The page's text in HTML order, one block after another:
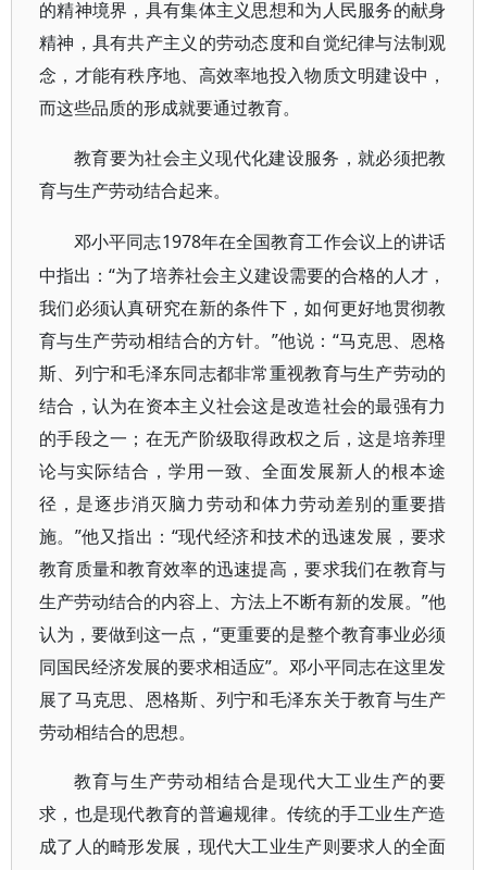
的精神境界，具有集体主义思想和为人民服务的献身
精神，具有共产主义的劳动态度和自觉纪律与法制观
念，才能有秩序地、高效率地投入物质文明建设中，
而这些品质的形成就要通过教育。
教育要为社会主义现代化建设服务，就必须把教
育与生产劳动结合起来。
邓小平同志1978年在全国教育工作会议上的讲话
中指出：“为了培养社会主义建设需要的合格的人才，
我们必须认真研究在新的条件下，如何更好地贯彻教
育与生产劳动相结合的方针。”他说：“马克思、恩格
斯、列宁和毛泽东同志都非常重视教育与生产劳动的
结合，认为在资本主义社会这是改造社会的最强有力
的手段之一；在无产阶级取得政权之后，这是培养理
论与实际结合，学用一致、全面发展新人的根本途
径，是逐步消灭脑力劳动和体力劳动差别的重要措
施。”他又指出：“现代经济和技术的迅速发展，要求
教育质量和教育效率的迅速提高，要求我们在教育与
生产劳动结合的内容上、方法上不断有新的发展。”他
认为，要做到这一点，“更重要的是整个教育事业必须
同国民经济发展的要求相适应”。邓小平同志在这里发
展了马克思、恩格斯、列宁和毛泽东关于教育与生产
劳动相结合的思想。
教育与生产劳动相结合是现代大工业生产的要
求，也是现代教育的普遍规律。传统的手工业生产造
成了人的畸形发展，现代大工业生产则要求人的全面